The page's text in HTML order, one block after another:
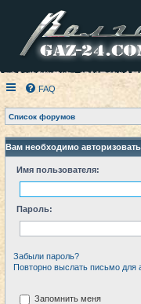
FAQ
Список форумов
Вам необходимо
Имя пользователя:
Пароль:
Забыли пароль?
Повторно выслать письмо для
Запомнить меня